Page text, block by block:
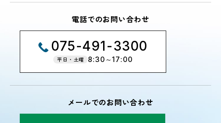
電話でのお問い合わせ
075-491-3300
平日・土曜 8:30～17:00
メールでのお問い合わせ